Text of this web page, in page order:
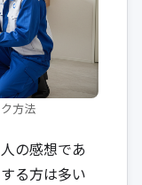
方法
の感想であ
る方は多い